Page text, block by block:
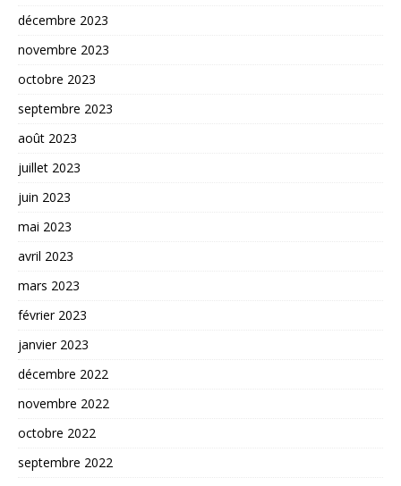
décembre 2023
novembre 2023
octobre 2023
septembre 2023
août 2023
juillet 2023
juin 2023
mai 2023
avril 2023
mars 2023
février 2023
janvier 2023
décembre 2022
novembre 2022
octobre 2022
septembre 2022